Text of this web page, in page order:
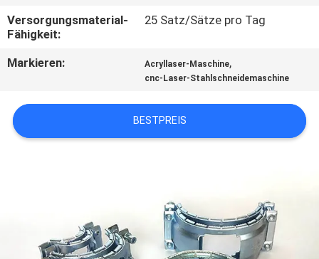
FÄLLE
SITEMAP
PRIVACY
POLICY
Versorgungsmaterial-
Fähigkeit:
25 Satz/Sätze pro Tag
Markieren: Acryllaser-Maschine,
cnc-Laser-Stahlschneidemaschine
BESTPREIS